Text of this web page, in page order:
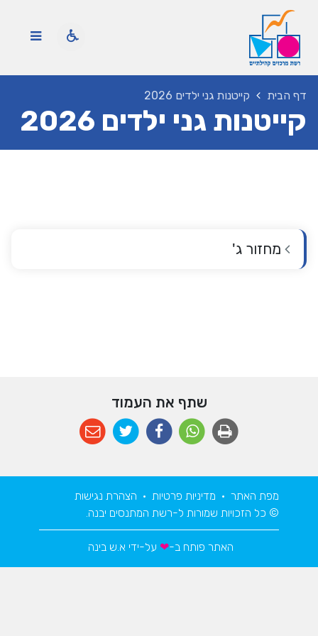
דף הבית קייטנות גני ילדים 2026
קייטנות גני ילדים 2026
מחזור ג'
שתף את העמוד
מפת האתר • מדיניות פרטיות • הצהרת נגישות
© כל הזכויות שמורות ל-רשת המתנסים יבנה.
האתר פותח ב-❤ על-ידי א.ש בינה